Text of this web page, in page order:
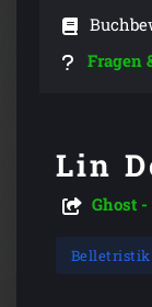
Fragen
Lin
Ghost
Belletristik